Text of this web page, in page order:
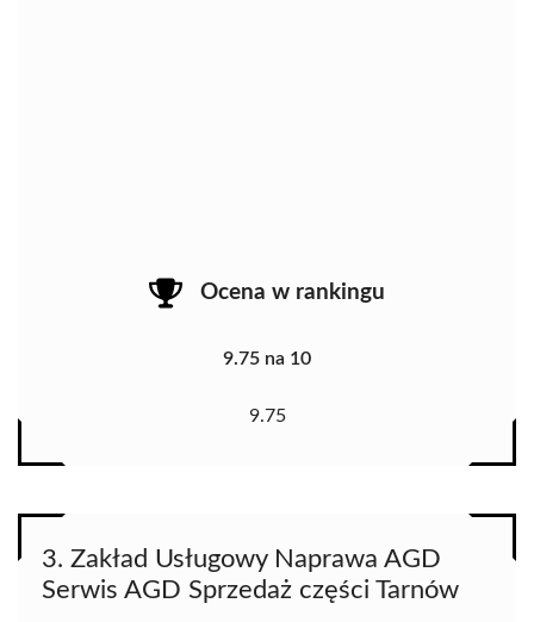
Ocena w rankingu
9.75 na 10
9.75
3. Zakład Usługowy Naprawa AGD
Serwis AGD Sprzedaż części Tarnów